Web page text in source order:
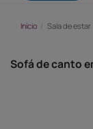
Início Sala de estar
Sofá de canto